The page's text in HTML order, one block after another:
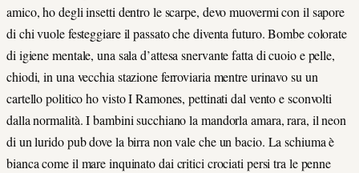
amico, ho degli insetti dentro le scarpe, devo muovermi con il sapore
di chi vuole festeggiare il passato che diventa futuro. Bombe colorate
di igiene mentale, una sala d’attesa snervante fatta di cuoio e pelle,
chiodi, in una vecchia stazione ferroviaria mentre urinavo su un
cartello politico ho visto I Ramones, pettinati dal vento e sconvolti
dalla normalità. I bambini succhiano la mandorla amara, rara, il neon
di un lurido pub dove la birra non vale che un bacio. La schiuma è
bianca come il mare inquinato dai critici crociati persi tra le penne